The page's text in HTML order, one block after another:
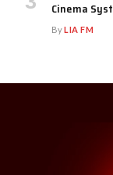
Cinema
ByLIA FM